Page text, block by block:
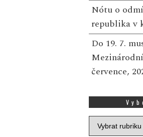
Nótu o
republika v
Do 19. 7.
července,
Vyberte
si,